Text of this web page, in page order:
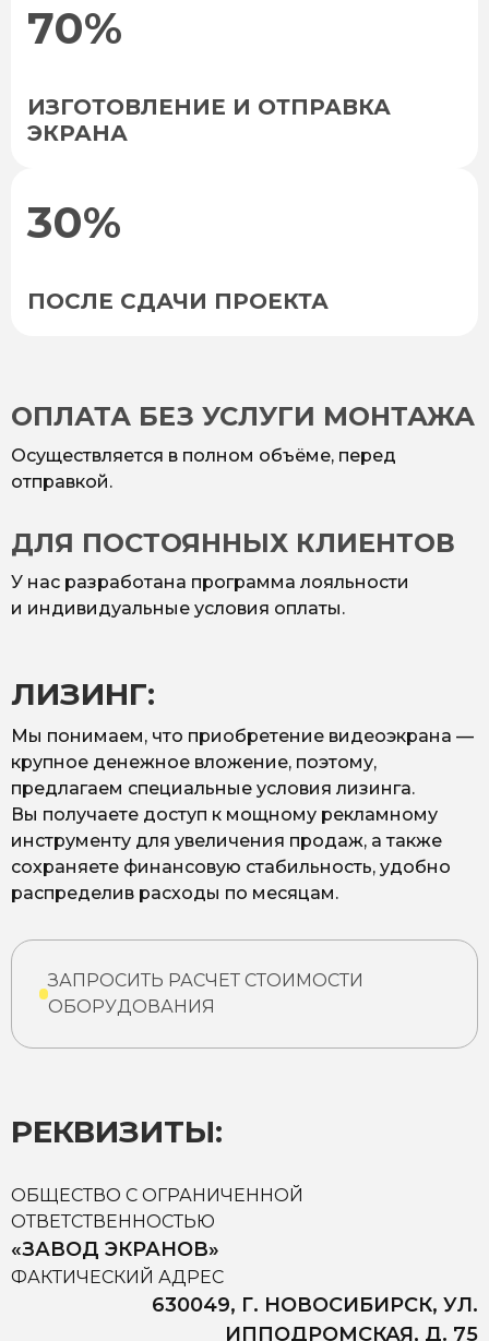
70%
ИЗГОТОВЛЕНИЕ И ОТПРАВКА
ЭКРАНА
30%
ПОСЛЕ СДАЧИ ПРОЕКТА
ОПЛАТА БЕЗ УСЛУГИ МОНТАЖА
Осуществляется в полном объёме, перед
отправкой.
ДЛЯ ПОСТОЯННЫХ КЛИЕНТОВ
У нас разработана программа лояльности
и индивидуальные условия оплаты.
ЛИЗИНГ:
Мы понимаем, что приобретение видеоэкрана —
крупное денежное вложение, поэтому,
предлагаем специальные условия лизинга.
Вы получаете доступ к мощному рекламному
инструменту для увеличения продаж, а также
сохраняете финансовую стабильность, удобно
распределив расходы по месяцам.
ЗАПРОСИТЬ РАСЧЕТ СТОИМОСТИ
ОБОРУДОВАНИЯ
РЕКВИЗИТЫ:
ОБЩЕСТВО С ОГРАНИЧЕННОЙ
ОТВЕТСТВЕННОСТЬЮ
«ЗАВОД ЭКРАНОВ»
ФАКТИЧЕСКИЙ АДРЕС
630049, Г. НОВОСИБИРСК, УЛ.
ИППОДРОМСКАЯ, Д. 75